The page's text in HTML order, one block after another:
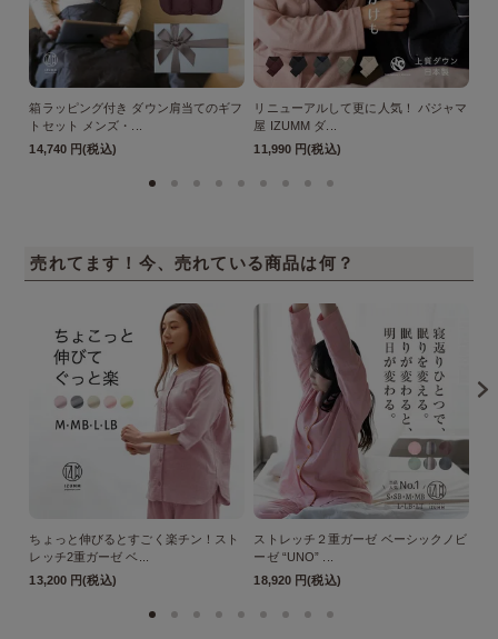
箱ラッピング付き ダウン肩当てのギフ
トセット メンズ・...
14,740 円(税込)
リニューアルして更に人気！ パジャマ
屋 IZUMM ダ...
11,990 円(税込)
売れてます！今、売れている商品は何？
ちょっと伸びるとすごく楽チン！スト
レッチ2重ガーゼ ベ...
13,200 円(税込)
ストレッチ２重ガーゼ ベーシックノビ
ーゼ “UNO” ...
18,920 円(税込)